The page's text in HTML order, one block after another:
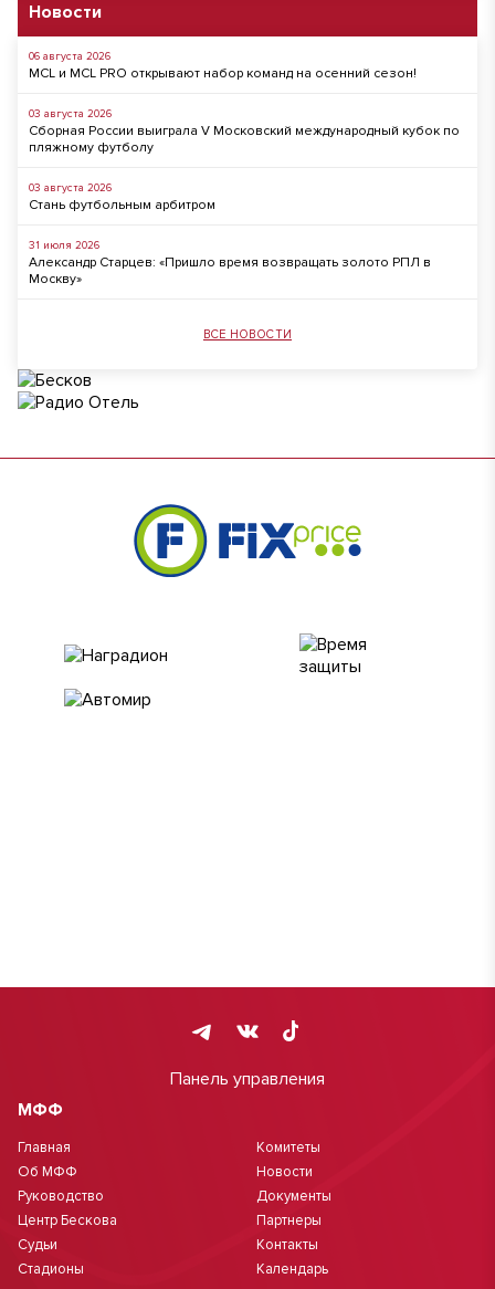
Новости
06 августа 2026
MCL и MCL PRO открывают набор команд на осенний сезон!
03 августа 2026
Сборная России выиграла V Московский международный кубок по
пляжному футболу
03 августа 2026
Стань футбольным арбитром
31 июля 2026
Александр Старцев: «Пришло время возвращать золото РПЛ в
Москву»
ВСЕ НОВОСТИ
Панель управления
МФФ
Главная
Об МФФ
Руководство
Центр Бескова
Судьи
Стадионы
Комитеты
Новости
Документы
Партнеры
Контакты
Календарь